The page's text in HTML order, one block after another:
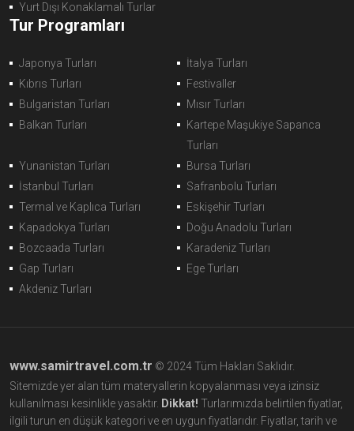
Yurt Dışı Konaklamalı Turlar
Tur Programları
Japonya Turları
İtalya Turları
Kıbrıs Turları
Festivaller
Bulgaristan Turları
Mısır Turları
Balkan Turları
Kartepe Maşukiye Sapanca
Turları
Yunanistan Turları
Bursa Turları
İstanbul Turları
Safranbolu Turları
Termal ve Kaplıca Turları
Eskişehir Turları
Kapadokya Turları
Doğu Anadolu Turları
Bozcaada Turları
Karadeniz Turları
Gap Turları
Ege Turları
Akdeniz Turları
www.samirtravel.com.tr © 2024 Tüm Hakları Saklıdır.
Sitemizde yer alan tüm materyallerin kopyalanması veya izinsiz
kullanılması kesinlikle yasaktır. Dikkat! Turlarımızda belirtilen fiyatlar,
ilgili turun en düşük kategori ve en uygun fiyatlarıdır. Fiyatlar, tarih ve